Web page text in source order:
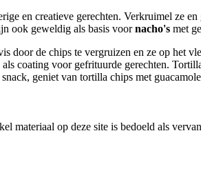
en creatieve gerechten. Verkruimel ze
ook geweldig als basis voornacho's met
door de chips te vergruizen en ze op het
coating voor gefrituurde gerechten.
geniet van tortilla chips met
materiaal op deze site is bedoeld als